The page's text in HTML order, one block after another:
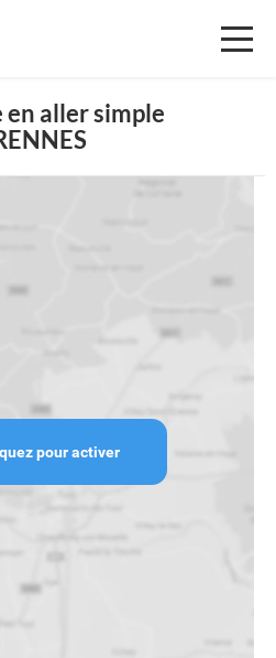
aller simple
pour activer